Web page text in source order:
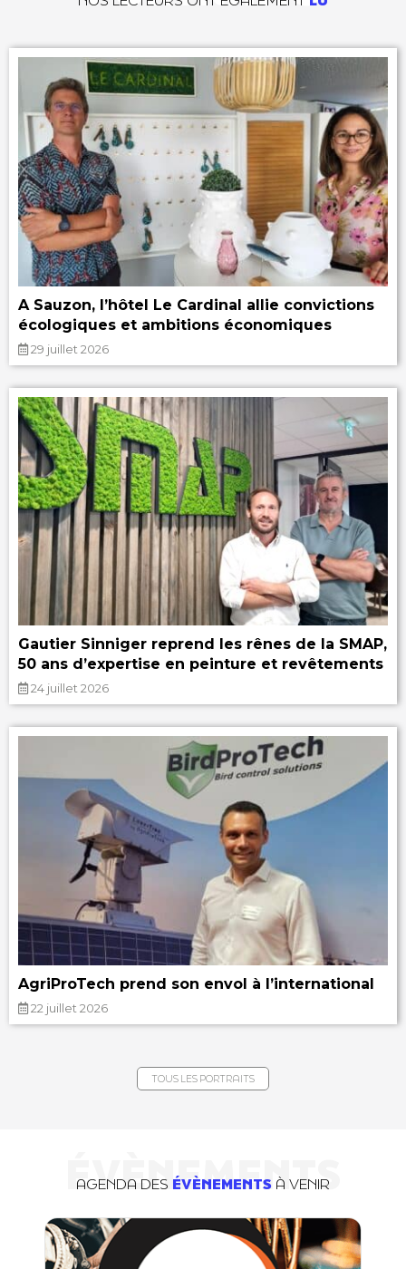
A Sauzon, l’hôtel Le Cardinal allie convictions
écologiques et ambitions économiques
29 juillet 2026
Gautier Sinniger reprend les rênes de la SMAP,
50 ans d’expertise en peinture et revêtements
24 juillet 2026
AgriProTech prend son envol à l’international
22 juillet 2026
TOUS LES PORTRAITS
ÉVÈNEMENTS
AGENDA DES ÉVÈNEMENTS À VENIR